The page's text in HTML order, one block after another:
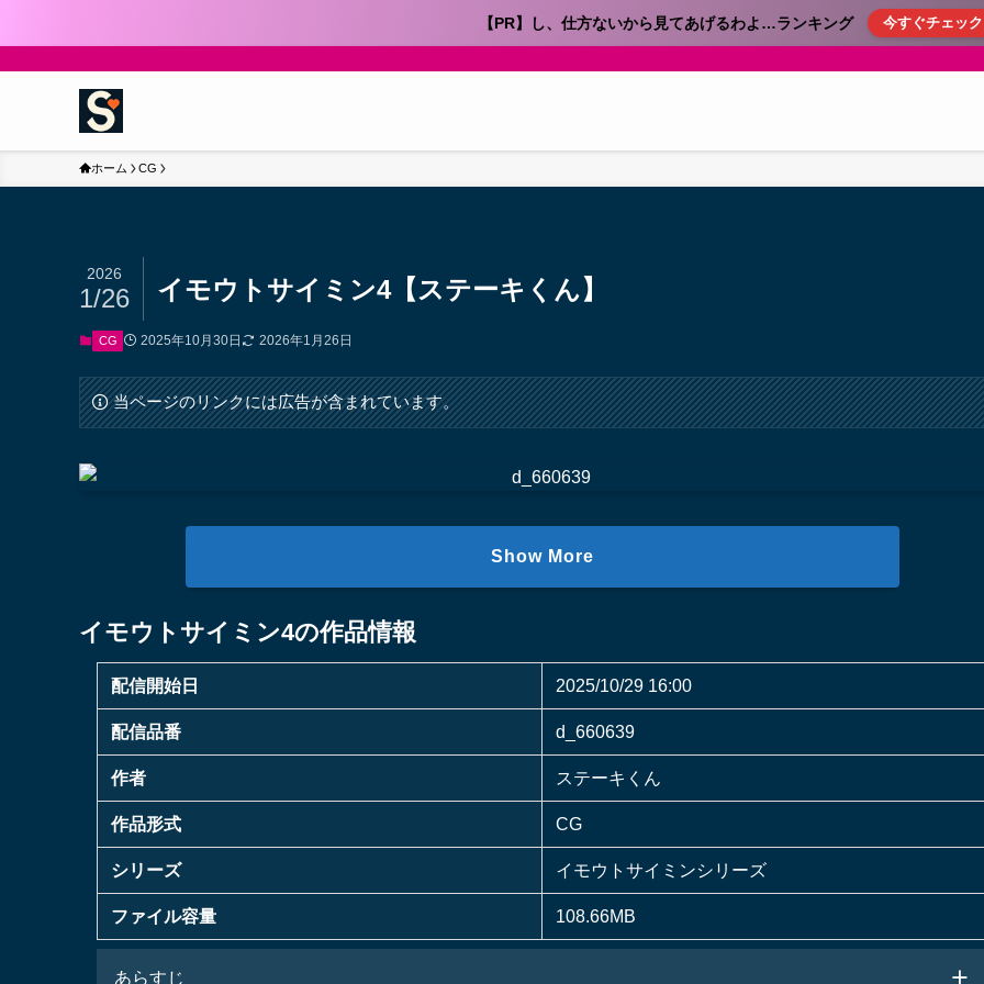
【PR】し、仕方ないから見てあげるわよ…ランキング 今すぐチェック
ホーム CG
イモウトサイミン4【ステーキくん】
2026
1/26
CG 2025年10月30日 2026年1月26日
当ページのリンクには広告が含まれています。
Show More
イモウトサイミン4の作品情報
配信開始日 2025/10/29 16:00
配信品番 d_660639
作者 ステーキくん
作品形式 CG
シリーズ イモウトサイミンシリーズ
ファイル容量 108.66MB
あらすじ